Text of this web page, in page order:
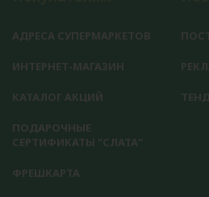
АДРЕСА СУПЕРМАРКЕТОВ
ИНТЕРНЕТ-МАГАЗИН
КАТАЛОГ АКЦИЙ
ПОДАРОЧНЫЕ
СЕРТИФИКАТЫ "СЛАТА"
ФРЕШКАРТА